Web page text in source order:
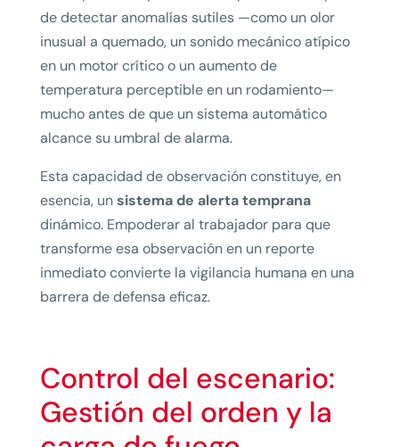
de detectar anomalías sutiles —como un olor
inusual a quemado, un sonido mecánico atípico
en un motor crítico o un aumento de
temperatura perceptible en un rodamiento—
mucho antes de que un sistema automático
alcance su umbral de alarma.
Esta capacidad de observación constituye, en
esencia, unsistema de alerta temprana
dinámico. Empoderar al trabajador para que
transforme esa observación en un reporte
inmediato convierte la vigilancia humana en una
barrera de defensa eficaz.
Control del escenario:
Gestión del orden y la